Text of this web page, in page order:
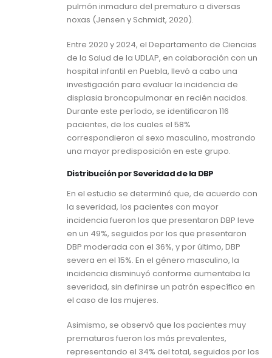
pulmón inmaduro del prematuro a diversas
noxas (Jensen y Schmidt, 2020).
Entre 2020 y 2024, el Departamento de Ciencias
de la Salud de la UDLAP, en colaboración con un
hospital infantil en Puebla, llevó a cabo una
investigación para evaluar la incidencia de
displasia broncopulmonar en recién nacidos.
Durante este período, se identificaron 116
pacientes, de los cuales el 58%
correspondieron al sexo masculino, mostrando
una mayor predisposición en este grupo.
Distribución por Severidad de la DBP
En el estudio se determinó que, de acuerdo con
la severidad, los pacientes con mayor
incidencia fueron los que presentaron DBP leve
en un 49%, seguidos por los que presentaron
DBP moderada con el 36%, y por último, DBP
severa en el 15%. En el género masculino, la
incidencia disminuyó conforme aumentaba la
severidad, sin definirse un patrón específico en
el caso de las mujeres.
Asimismo, se observó que los pacientes muy
prematuros fueron los más prevalentes,
representando el 34% del total, seguidos por los